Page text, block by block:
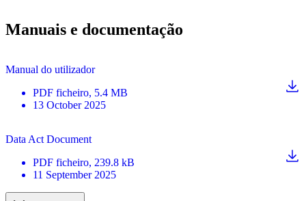
Manuais e documentação
Manual do utilizador
PDF ficheiro, 5.4 MB
13 October 2025
Data Act Document
PDF ficheiro, 239.8 kB
11 September 2025